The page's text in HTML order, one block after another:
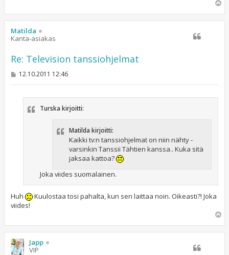
ö
Matilda
Kanta-asiakas
Re: Television tanssiohjelmat
V
e
12.10.2011 12:46
Turska kirjoitti:
Matilda kirjoitti:
Kaikki tv:n tanssiohjelmat on niin nähty -
varsinkin Tanssii Tähtien kanssa.. Kuka sitä
jaksaa kattoa?
Joka viides suomalainen.
Huh
Kuulostaa tosi pahalta, kun sen laittaa noin. Oikeasti?! Joka
viides!
ö
Japp
VIP